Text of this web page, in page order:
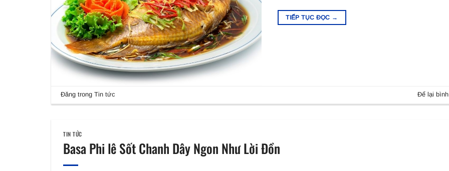
TIẾP TỤC ĐỌC →
Đăng trongTin tức Để lại
TIN TỨC
Basa Phi lê Sốt Chanh Dây Ngon Như Lời Đồn